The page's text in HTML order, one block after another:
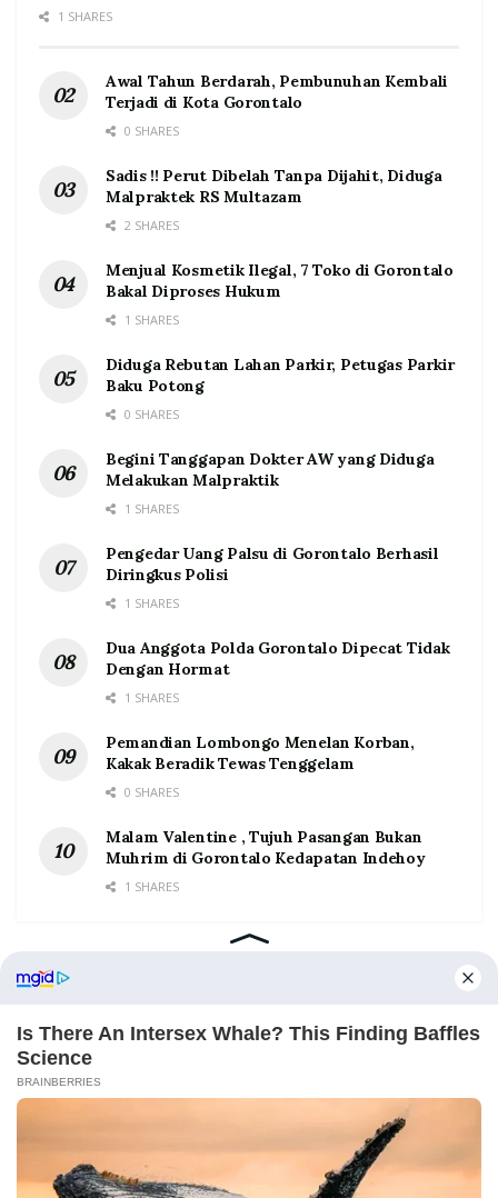
1 SHARES
Awal Tahun Berdarah, Pembunuhan Kembali
Terjadi di Kota Gorontalo
0 SHARES
Sadis !! Perut Dibelah Tanpa Dijahit, Diduga
Malpraktek RS Multazam
2 SHARES
Menjual Kosmetik Ilegal, 7 Toko di Gorontalo
Bakal Diproses Hukum
1 SHARES
Diduga Rebutan Lahan Parkir, Petugas Parkir
Baku Potong
0 SHARES
Begini Tanggapan Dokter AW yang Diduga
Melakukan Malpraktik
1 SHARES
Pengedar Uang Palsu di Gorontalo Berhasil
Diringkus Polisi
1 SHARES
Dua Anggota Polda Gorontalo Dipecat Tidak
Dengan Hormat
1 SHARES
Pemandian Lombongo Menelan Korban,
Kakak Beradik Tewas Tenggelam
0 SHARES
Malam Valentine , Tujuh Pasangan Bukan
Muhrim di Gorontalo Kedapatan Indehoy
1 SHARES
Home Tentang Kontak Redaksi Pedoman Media Siber
©2026 Prosesnews.id. All Rights Reserved.